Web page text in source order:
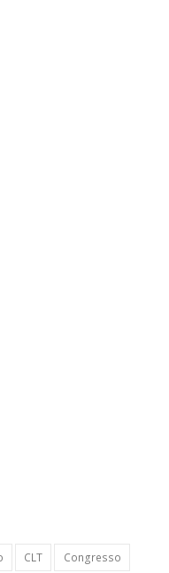
CLT
Congresso